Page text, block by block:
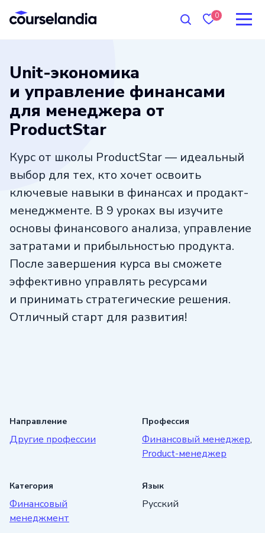
0
Unit-экономика
и управление финансами
для менеджера от
ProductStar
Курс от школы ProductStar — идеальный
выбор для тех, кто хочет освоить
ключевые навыки в финансах и продакт-
менеджменте. В 9 уроках вы изучите
основы финансового анализа, управление
затратами и прибыльностью продукта.
После завершения курса вы сможете
эффективно управлять ресурсами
и принимать стратегические решения.
Отличный старт для развития!
Направление
Другие профессии
Профессия
Финансовый менеджер,
Product-менеджер
Категория
Финансовый
менеджмент
Язык
Русский